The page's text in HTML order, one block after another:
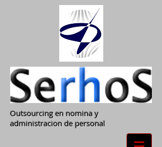
Outsourcing en nomina y
administracion de personal